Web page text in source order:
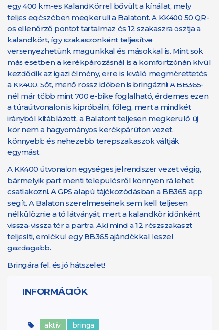
egy 400 km-es KalandKörrel bővült a kínálat, mely
teljes egészében megkerüli a Balatont. A KK400 50 QR-
os ellenőrző pontot tartalmaz és 12 szakaszra osztja a
kalandkört, így szakaszonként teljesítve
versenyezhetünk magunkkal és másokkal is. Mint sok
más esetben a kerékpározásnál is a komfortzónán kívül
kezdődik az igazi élmény, erre is kiváló megmérettetés
a KK400. Sőt, menő rossz időben is bringázni! A BB365-
nél már több mint 700 e-bike foglalható, érdemes ezen
a túraútvonalon is kipróbálni, főleg, mert a mindkét
irányból kitáblázott, a Balatont teljesen megkerülő új
kör nem a hagyományos kerékpárúton vezet,
könnyebb és nehezebb terepszakaszok váltják
egymást.
A KK400 útvonalon egységes jelrendszer vezet végig,
bármelyik part menti településről könnyen rá lehet
csatlakozni. A GPS alapú tájékozódásban a BB365 app
segít. A Balaton szerelmeseinek sem kell teljesen
nélkülöznie a tó látványát, mert a kalandkör időnként
vissza-vissza tér a partra. Aki mind a 12 részszakaszt
teljesíti, emlékül egy BB365 ajándékkal leszel
gazdagabb.
Bringára fel, és jó hátszelet!
INFORMÁCIÓK
aktív bringa